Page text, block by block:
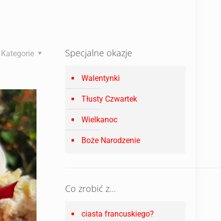
Kategorie Specjalne okazje
Walentynki
Tłusty Czwartek
Wielkanoc
Boże Narodzenie
Co zrobić z…
ciasta francuskiego?